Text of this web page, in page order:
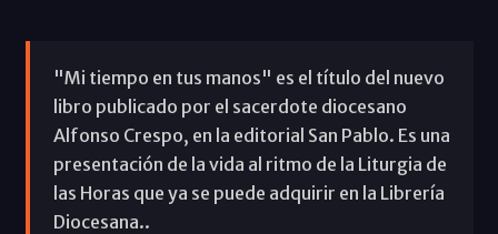
"Mi tiempo en tus manos" es el título del nuevo
libro publicado por el sacerdote diocesano
Alfonso Crespo, en la editorial San Pablo. Es una
presentación de la vida al ritmo de la Liturgia de
las Horas que ya se puede adquirir en la Librería
Diocesana..